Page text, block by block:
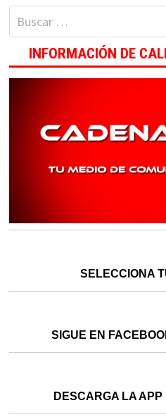
Buscar:
INFORMACIÓN DE
SELECCIONA
SIGUE EN
DESCARGA LA APP